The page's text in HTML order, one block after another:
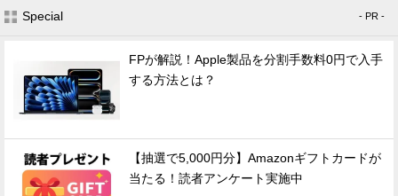
Special - PR -
FPが解説！Apple製品を分割手数料0円で入手
する方法とは？
【抽選で5,000円分】Amazonギフトカードが
当たる！読者アンケート実施中